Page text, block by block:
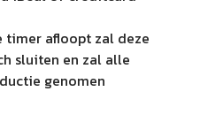
timer afloopt zal deze
sluiten en zal alle
genomen